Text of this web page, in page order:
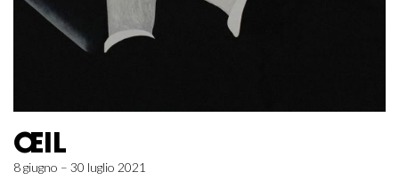
ŒIL
8 giugno – 30 luglio 2021